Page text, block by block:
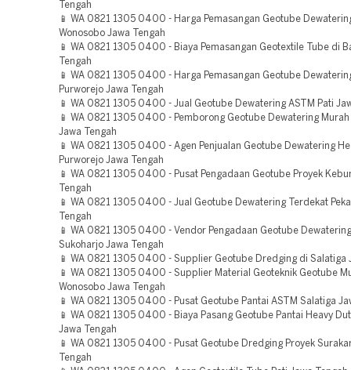
Tengah
📱 WA 0821 1305 0400 - Harga Pemasangan Geotube
Wonosobo Jawa Tengah
📱 WA 0821 1305 0400 - Biaya Pemasangan Geotextile Tube di
Tengah
📱 WA 0821 1305 0400 - Harga Pemasangan Geotube
Purworejo Jawa Tengah
📱 WA 0821 1305 0400 - Jual Geotube Dewatering ASTM Pati
📱 WA 0821 1305 0400 - Pemborong Geotube Dewatering
Jawa Tengah
📱 WA 0821 1305 0400 - Agen Penjualan Geotube Dewatering
Purworejo Jawa Tengah
📱 WA 0821 1305 0400 - Pusat Pengadaan Geotube Proyek
Tengah
📱 WA 0821 1305 0400 - Jual Geotube Dewatering Terdekat
Tengah
📱 WA 0821 1305 0400 - Vendor Pengadaan Geotube
Sukoharjo Jawa Tengah
📱 WA 0821 1305 0400 - Supplier Geotube Dredging di Salatiga
📱 WA 0821 1305 0400 - Supplier Material Geoteknik Geotube
Wonosobo Jawa Tengah
📱 WA 0821 1305 0400 - Pusat Geotube Pantai ASTM Salatiga
📱 WA 0821 1305 0400 - Biaya Pasang Geotube Pantai Heavy
Jawa Tengah
📱 WA 0821 1305 0400 - Pusat Geotube Dredging Proyek
Tengah